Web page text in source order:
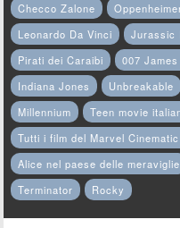
Checco Zalone
Leonardo Da Vinci
Jurassic
Pirati dei Caraibi
007 James
Indiana Jones
Unbreakable
Millennium
Teen movie
Tutti i film del Marvel
Alice nel paese delle meraviglie
Terminator
Rocky